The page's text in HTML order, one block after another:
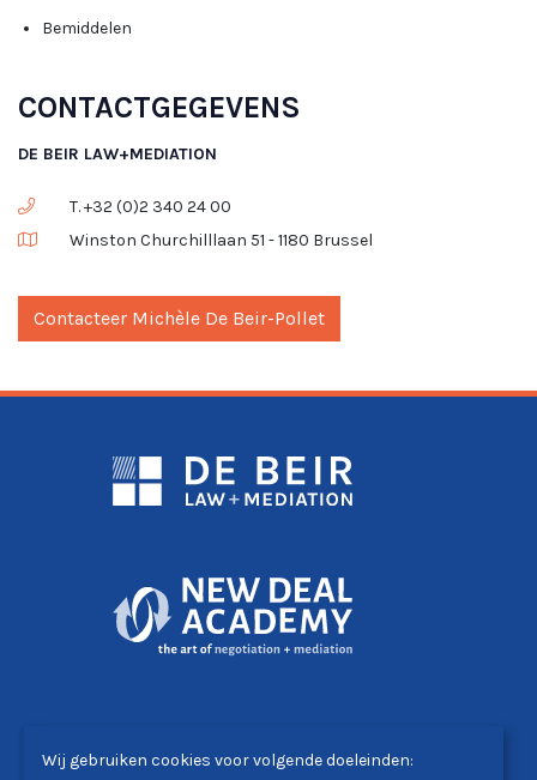
Bemiddelen
CONTACTGEGEVENS
DE BEIR LAW+MEDIATION
T. +32 (0)2 340 24 00
Winston Churchilllaan 51 - 1180 Brussel
Contacteer Michèle De Beir-Pollet
Winston Churchilllaan 51 - 1180 Brussel
Wij gebruiken cookies voor volgende doeleinden: